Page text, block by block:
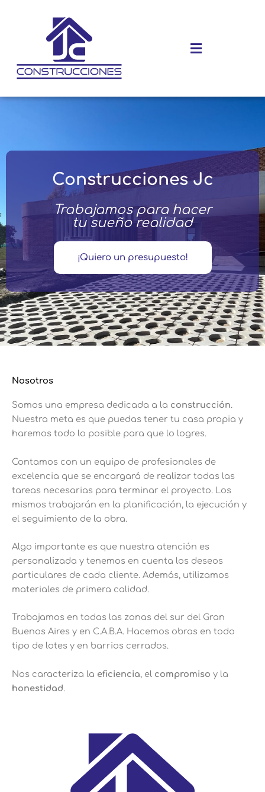
Menú
Construcciones Jc
Trabajamos para hacer
tu sueño realidad
¡Quiero un presupuesto!
Nosotros
Somos una empresa dedicada a la construcción.
Nuestra meta es que puedas tener tu casa propia y
haremos todo lo posible para que lo logres.
Contamos con un equipo de profesionales de
excelencia que se encargará de realizar todas las
tareas necesarias para terminar el proyecto. Los
mismos trabajarán en la planificación, la ejecución y
el seguimiento de la obra.
Algo importante es que nuestra atención es
personalizada y tenemos en cuenta los deseos
particulares de cada cliente. Además, utilizamos
materiales de primera calidad.
Trabajamos en todas las zonas del sur del Gran
Buenos Aires y en C.A.B.A. Hacemos obras en todo
tipo de lotes y en barrios cerrados.
Nos caracteriza la eficiencia, el compromiso y la
honestidad.